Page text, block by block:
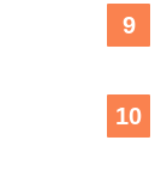
9
10